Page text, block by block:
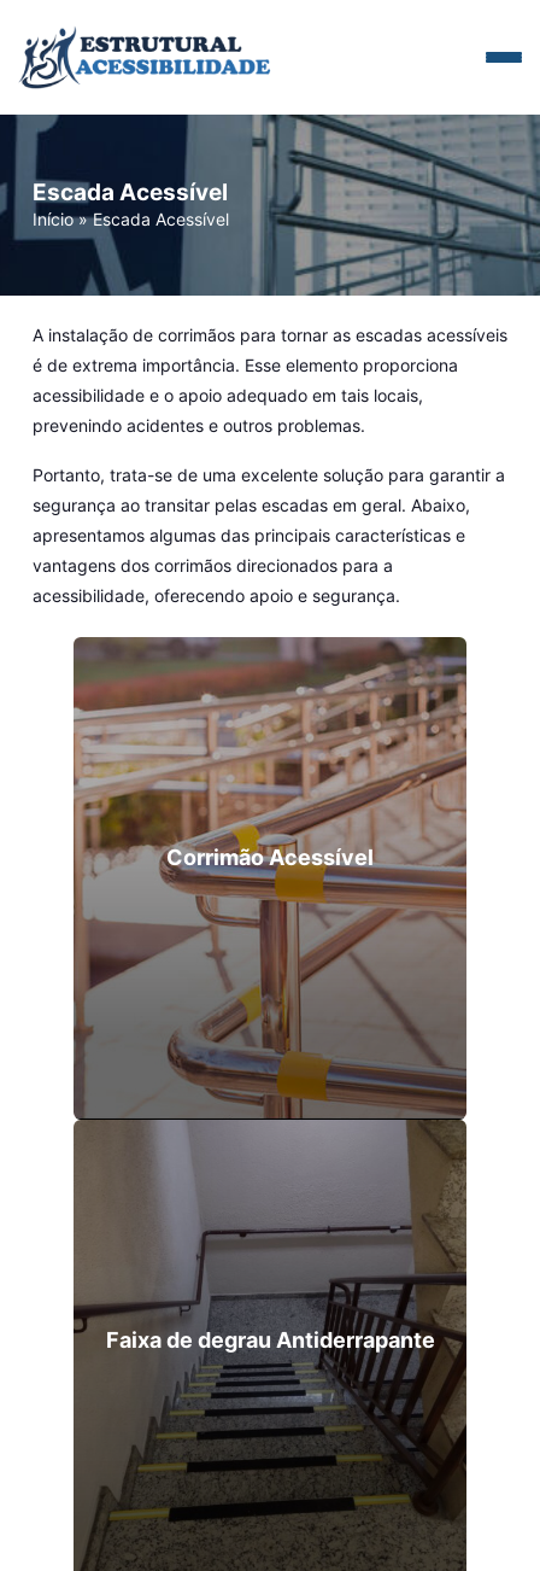
Escada Acessível
Início»Escada Acessível
A instalação de corrimãos para tornar as escadas acessíveis
é de extrema importância. Esse elemento proporciona
acessibilidade e o apoio adequado em tais locais,
prevenindo acidentes e outros problemas.
Portanto, trata-se de uma excelente solução para garantir a
segurança ao transitar pelas escadas em geral. Abaixo,
apresentamos algumas das principais características e
vantagens dos corrimãos direcionados para a
acessibilidade, oferecendo apoio e segurança.
Corrimão Acessível
Faixa de degrau Antiderrapante